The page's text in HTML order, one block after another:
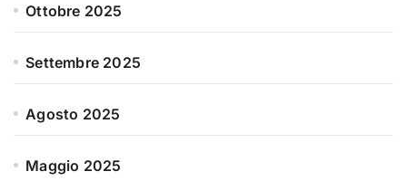
Ottobre 2025
Settembre 2025
Agosto 2025
Maggio 2025